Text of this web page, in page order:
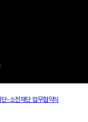
-소전재단 업무협약식